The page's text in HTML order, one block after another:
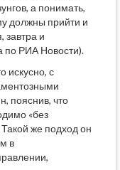
а понимать,
должны прийти и
завтра и
по РИА Новости).
искусно, с
пояснив, что
«без
же подход он
в